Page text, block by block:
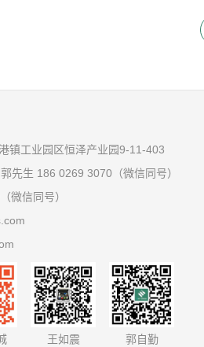
镇工业园区恒泽产业园9-11-403
先生 186 0269 3070（微信同号）
微信同号）
王如震 郭自勤